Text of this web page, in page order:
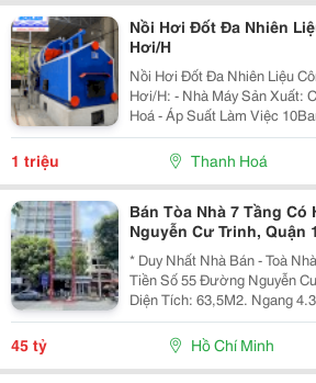
Nồi Hơi Đốt Đa Nhiên
Hơi/H
Nồi Hơi Đốt Đa Nhiên Liệu
Hơi/H: - Nhà Máy Sản Xuất: Công Ty Cp Nồi Hơi Thanh
Hoá - Áp Suất Làm Việc 10Bar - Nguyên Liệu Đốt: Than,
Củi, Vỏ Trấu, Vải Vụn, Viên
1 triệu Thanh Hoá
Bán Tòa Nhà 7 Tầng Có
Nguyễn Cư Trinh, Quận
Đỉnh - Khẳng Định Vị
* Duy Nhất Nhà Bán - Toà
Tiền Số 55 Đường Nguyễn
Diện Tích: 63,5M2. Ngang
Hầm - 6 Tầng St - Thang
Triệu/Tháng - Hđ 5 Năm. -
45 tỷ Hồ Chí Minh